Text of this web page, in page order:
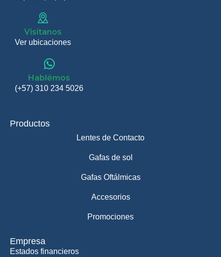
Visítanos
Ver ubicaciones
Hablémos
(+57) 310 234 5026
Productos
Lentes de Contacto
Gafas de sol
Gafas Oftálmicas
Accesorios
Promociones
Empresa
Estados financieros